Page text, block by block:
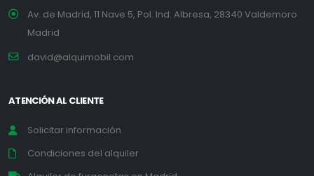
Av. de Madrid, 11 Nave 5, Pol. Ind. Albresa, 28340 Valdemoro
Madrid
david@alquimobil.com
ATENCIÓN AL CLIENTE
Solicitar información
Condiciones del alquiler